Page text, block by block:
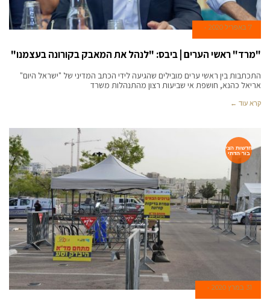
7 באפריל 2020
"מרד" ראשי הערים | ביבס: "לנהל את המאבק בקורונה בעצמנו"
התכתבות בין ראשי ערים מובילים שהגיעה לידי הכתב המדיני של "ישראל היום"
אריאל כהנא, חושפת אי שביעות רצון מהתנהלות משרד
קרא עוד ←
חדשות הצי
בור הדתי
31 במרץ 2020